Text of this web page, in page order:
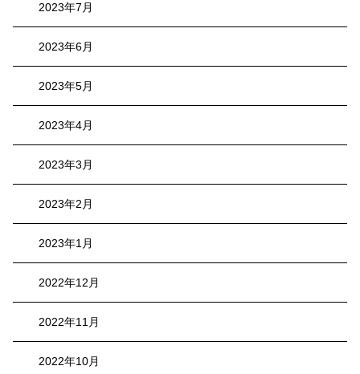
2023年7月
2023年6月
2023年5月
2023年4月
2023年3月
2023年2月
2023年1月
2022年12月
2022年11月
2022年10月